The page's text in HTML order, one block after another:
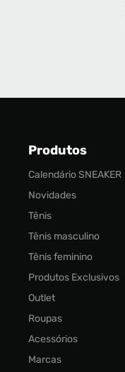
Produtos
Calendário SNEAKER
Novidades
Tênis
Tênis masculino
Tênis feminino
Produtos Exclusivos
Outlet
Roupas
Acessórios
Marcas